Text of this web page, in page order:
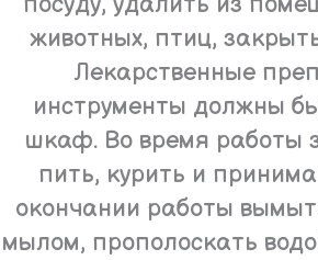
животных, птиц,
Лекарственные
инструменты должны
шкаф. Во время работы
пить, курить и
окончании работы
мылом, прополоскать